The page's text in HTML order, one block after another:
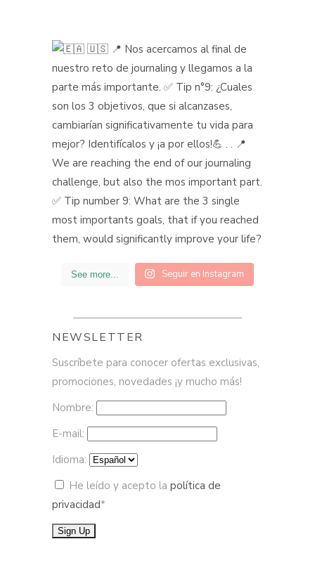
See more... Seguir en Instagram
NEWSLETTER
Suscríbete para conocer ofertas exclusivas,
promociones, novedades ¡y mucho más!
Nombre:
E-mail:
Idioma:
He leído y acepto la política de
privacidad*